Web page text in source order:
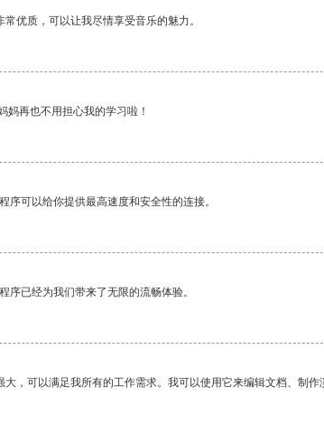
优质，可以让我尽情享受音乐的魅力。
妈再也不用担心我的学习啦！
序可以给你提供最高速度和安全性的连接。
序已经为我们带来了无限的流畅体验。
，可以满足我所有的工作需求。我可以使用它来编辑文档、制作